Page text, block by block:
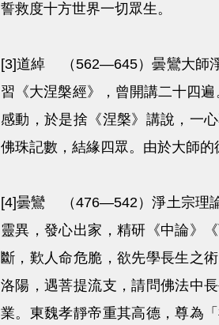
誓救度十方世界一切眾生。
[3]道綽 （562—645）曇鸞大師
習《大涅槃經》，曾開講二十四
感動，於是捨《涅槃》講說，一
佛珠記數，結緣四眾。由於大師
[4]曇鸞 （476—542）淨土宗理
靈異，發心出家，精研《中論》
斷，歎人命危脆，欲先學長生之
洛陽，遇菩提流支，請問佛法中
業。東魏孝靜帝重其高德，尊為